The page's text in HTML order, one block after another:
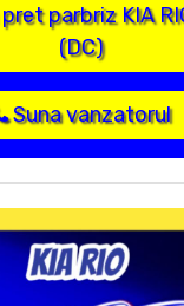
parbriz KIA
(DC)
Suna vanzatorul